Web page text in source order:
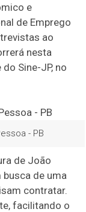
e
de Emprego
ao
nesta
Sine-JP, no
- PB
de João
de uma
contratar.
facilitando o